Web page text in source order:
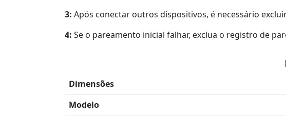
3: Após conectar outros dispositivos, é necessário
4: Se o pareamento inicial falhar, exclua o registro de
Dimensões
Modelo